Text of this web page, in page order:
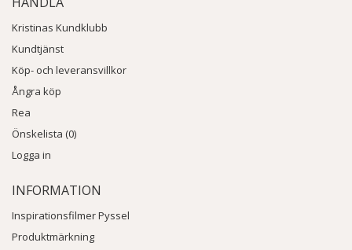
Kristinas Kundklubb
Kundtjänst
Köp- och leveransvillkor
Ångra köp
Rea
Önskelista (0)
Logga in
INFORMATION
Inspirationsfilmer Pyssel
Produktmärkning